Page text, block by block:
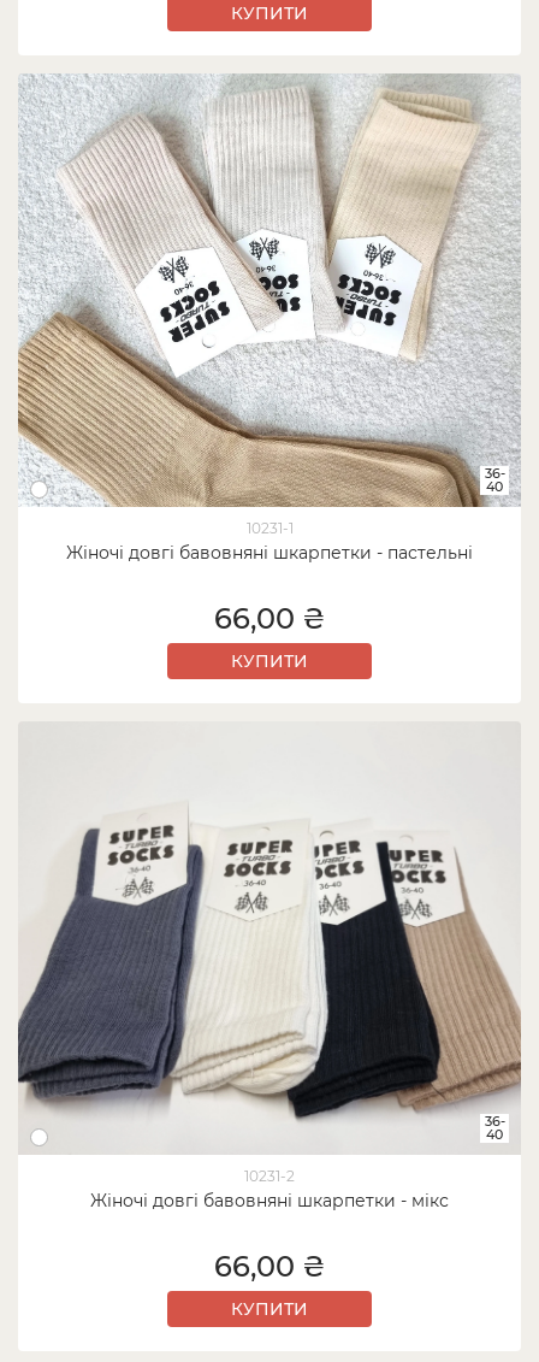
КУПИТИ
10231-1
Жіночі довгі бавовняні шкарпетки - пастельні
36-
40
66,00 ₴
КУПИТИ
10231-2
Жіночі довгі бавовняні шкарпетки - мікс
36-
40
66,00 ₴
КУПИТИ